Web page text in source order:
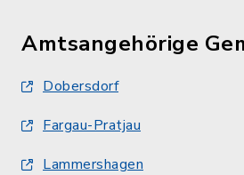
Amtsangehörige
Dobersdorf
Fargau-Pratjau
Lammershagen